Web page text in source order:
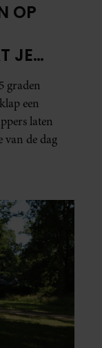
OP
JE
graden
een
laten
van de dag